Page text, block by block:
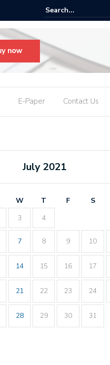
E-Paper Contact Us
July 2021
W T F S
3 4
7 8 9 10
14 15 16 17
21 22 23 24
28 29 30 31